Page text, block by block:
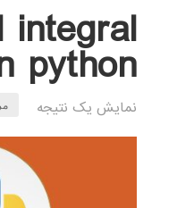
integral
python
نمایش یک نتیجه